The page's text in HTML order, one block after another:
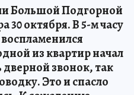
Большой Подгорной
30 октября. В 5-м часу
из квартир начал
звонок, так
Это и спасло